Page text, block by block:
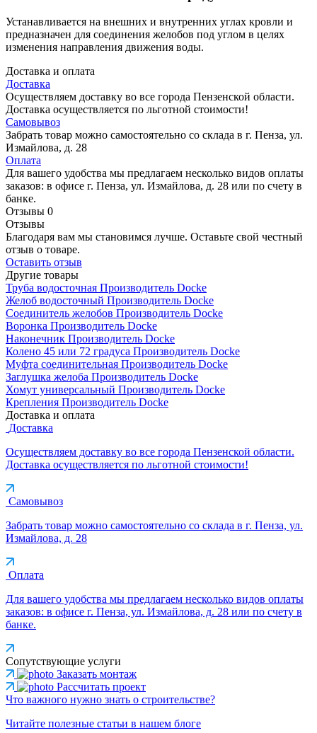
Устанавливается на внешних и внутренних углах кровли и
предназначен для соединения желобов под углом в целях
изменения направления движения воды.
Доставка и оплата
Доставка
Осуществляем доставку во все города Пензенской области.
Доставка осуществляется по льготной стоимости!
Самовывоз
Забрать товар можно самостоятельно со склада в г. Пенза, ул.
Измайлова, д. 28
Оплата
Для вашего удобства мы предлагаем несколько видов оплаты
заказов: в офисе г. Пенза, ул. Измайлова, д. 28 или по счету в
банке.
Отзывы 0
Отзывы
Благодаря вам мы становимся лучше. Оставьте свой честный
отзыв о товаре.
Оставить отзыв
Другие товары
Труба водосточная Производитель Docke
Желоб водосточный Производитель Docke
Соединитель желобов Производитель Docke
Воронка Производитель Docke
Наконечник Производитель Docke
Колено 45 или 72 градуса Производитель Docke
Муфта соединительная Производитель Docke
Заглушка желоба Производитель Docke
Хомут универсальный Производитель Docke
Крепления Производитель Docke
Доставка и оплата
Доставка
Осуществляем доставку во все города Пензенской области.
Доставка осуществляется по льготной стоимости!
Самовывоз
Забрать товар можно самостоятельно со склада в г. Пенза, ул.
Измайлова, д. 28
Оплата
Для вашего удобства мы предлагаем несколько видов оплаты
заказов: в офисе г. Пенза, ул. Измайлова, д. 28 или по счету в
банке.
Сопутствующие услуги
Заказать монтаж
Рассчитать проект
Что важного нужно знать о строительстве?
Читайте полезные статьи в нашем блоге